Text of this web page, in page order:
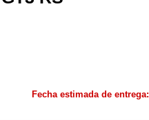
Fecha estimada de entrega: